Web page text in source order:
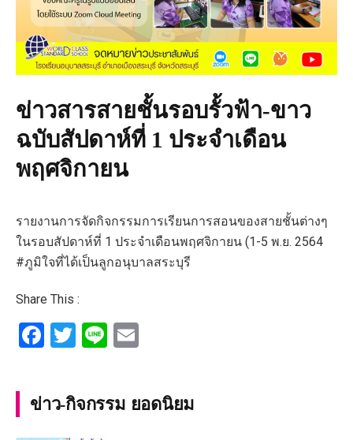
ข่าวสารสายชั้นรอบรั้วฟ้า-ขาว
ฉบับสัปดาห์ที่ 1 ประจำเดือน
พฤศจิกายน
รายงานการจัดกิจกรรมการเรียนการสอนของสายชั้นต่างๆ
ในรอบสัปดาห์ที่ 1 ประจำเดือนพฤศจิกายน (1-5 พ.ย. 2564
#ภูมิใจที่ได้เป็นลูกอนุบาลสระบุรี
Share This :
Facebook
Twitter
Line
ข่าว-กิจกรรม ยอดนิยม